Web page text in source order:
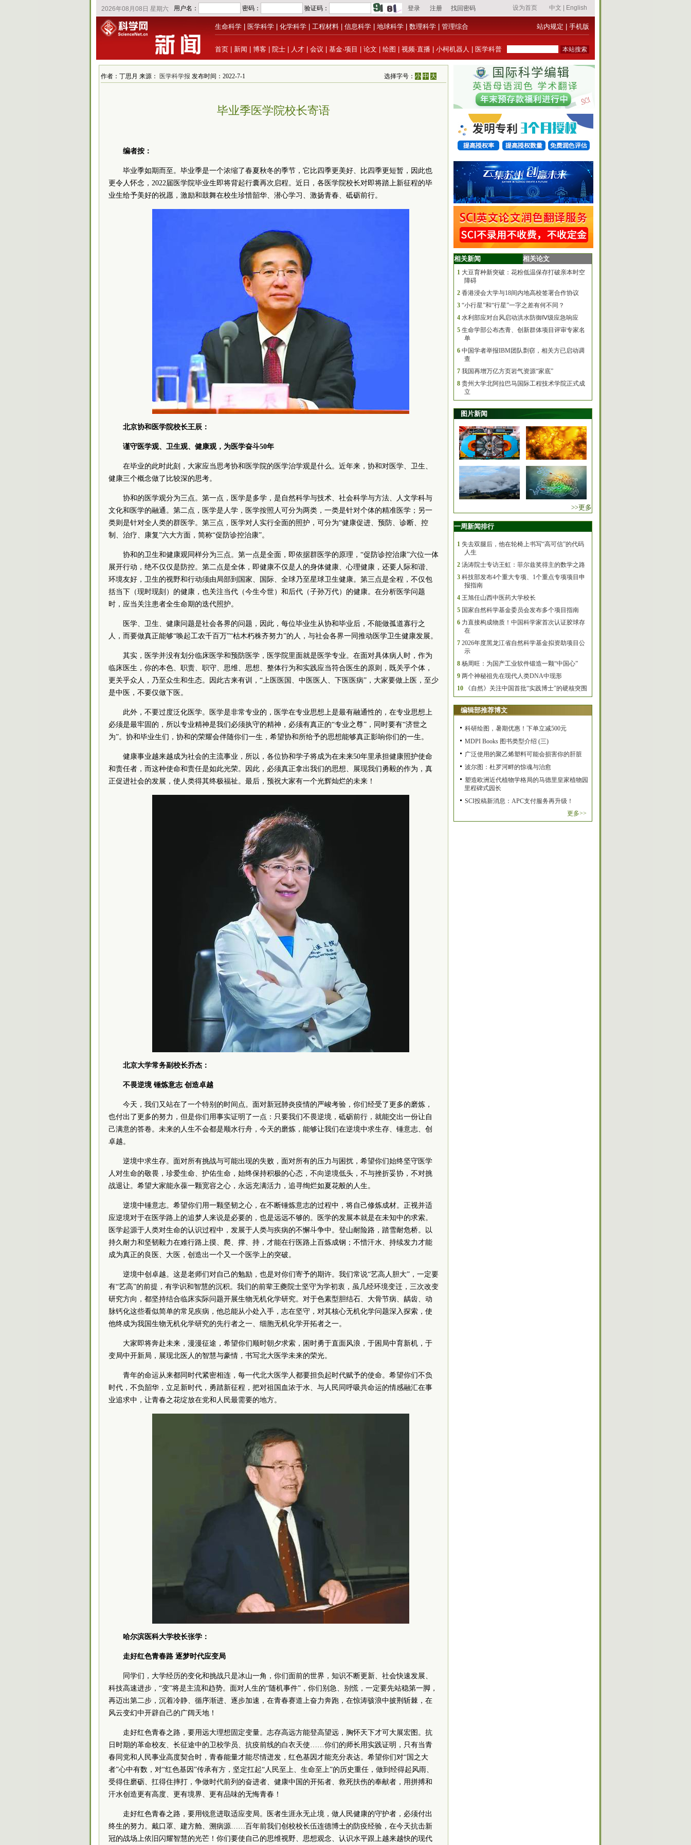
生命科学 医学科学 化学科学 工程材料 信息科学 地球科学 数理科学 管理综合 站内规定 手机版
首页 新闻 博客 院士 人才 会议 基金·项目 论文 绘图 视频·直播 小柯机器人 医学科普
作者：丁思月 来源： 医学科学报 发布时间：2022-7-1 选择字号：小 中 大
毕业季医学院校长寄语
编者按：
毕业季如期而至。毕业季是一个浓缩了春夏秋冬的季节，它比四季更美好、比四季更短暂，因此也
更令人怀念，2022届医学院毕业生即将背起行囊再次启程。近日，各医学院校长对即将踏上新征程的毕
业生给予美好的祝愿，激励和鼓舞在校生珍惜韶华、潜心学习、激扬青春、砥砺前行。
北京协和医学院校长王辰：
谨守医学观、卫生观、健康观，为医学奋斗50年
在毕业的此时此刻，大家应当思考协和医学院的医学治学观是什么。近年来，协和对医学、卫生、
健康三个概念做了比较深的思考。
协和的医学观分为三点。第一点，医学是多学，是自然科学与技术、社会科学与方法、人文学科与
文化和医学的融通。第二点，医学是人学，医学按照人可分为两类，一类是针对个体的精准医学；另一
类则是针对全人类的群医学。第三点，医学对人实行全面的照护，可分为“健康促进、预防、诊断、控
制、治疗、康复”六大方面，简称“促防诊控治康”。
协和的卫生和健康观同样分为三点。第一点是全面，即依据群医学的原理，“促防诊控治康”六位一体
展开行动，绝不仅仅是防控。第二点是全体，即健康不仅是人的身体健康、心理健康，还要人际和谐、
环境友好，卫生的视野和行动须由局部到国家、国际、全球乃至星球卫生健康。第三点是全程，不仅包
括当下（现时现刻）的健康，也关注当代（今生今世）和后代（子孙万代）的健康。在分析医学问题
时，应当关注患者全生命期的迭代照护。
医学、卫生、健康问题是社会各界的问题，因此，每位毕业生从协和毕业后，不能做孤道寡行之
人，而要做真正能够“唤起工农千百万”“枯木朽株齐努力”的人，与社会各界一同推动医学卫生健康发展。
其实，医学并没有划分临床医学和预防医学，医学院里面就是医学专业。在面对具体病人时，作为
临床医生，你的本色、职责、职守、思维、思想、整体行为和实践应当符合医生的原则，既关乎个体，
更关乎众人，乃至众生和生态。因此古来有训，“上医医国、中医医人、下医医病”，大家要做上医，至少
是中医，不要仅做下医。
此外，不要过度泛化医学。医学是非常专业的，医学在专业思想上是最有融通性的，在专业思想上
必须是最牢固的，所以专业精神是我们必须执守的精神，必须有真正的“专业之尊”，同时要有“济世之
为”。协和毕业生们，协和的荣耀会伴随你们一生，希望协和所给予的思想能够真正影响你们的一生。
健康事业越来越成为社会的主流事业，所以，各位协和学子将成为在未来50年里承担健康照护使命
和责任者，而这种使命和责任是如此光荣。因此，必须真正拿出我们的思想、展现我们勇毅的作为，真
正促进社会的发展，使人类得其终极福祉。最后，预祝大家有一个光辉灿烂的未来！
北京大学常务副校长乔杰：
不畏逆境 锤炼意志 创造卓越
今天，我们又站在了一个特别的时间点。面对新冠肺炎疫情的严峻考验，你们经受了更多的磨炼，
也付出了更多的努力，但是你们用事实证明了一点：只要我们不畏逆境，砥砺前行，就能交出一份让自
己满意的答卷。未来的人生不会都是顺水行舟，今天的磨炼，能够让我们在逆境中求生存、锤意志、创
卓越。
逆境中求生存。面对所有挑战与可能出现的失败，面对所有的压力与困扰，希望你们始终坚守医学
人对生命的敬畏，珍爱生命、护佑生命，始终保持积极的心态，不向逆境低头，不与挫折妥协，不对挑
战退让。希望大家能永葆一颗宽容之心，永远充满活力，追寻绚烂如夏花般的人生。
逆境中锤意志。希望你们用一颗坚韧之心，在不断锤炼意志的过程中，将自己修炼成材。正视并适
应逆境对于在医学路上的追梦人来说是必要的，也是远远不够的。医学的发展本就是在未知中的求索。
医学起源于人类对生命的认识过程中，发展于人类与疾病的不懈斗争中。登山耐险路，踏雪耐危桥。以
持久耐力和坚韧毅力在难行路上摸、爬、撑、持，才能在行医路上百炼成钢；不惜汗水、持续发力才能
成为真正的良医、大医，创造出一个又一个医学上的突破。
逆境中创卓越。这是老师们对自己的勉励，也是对你们寄予的期许。我们常说“艺高人胆大”，一定要
有“艺高”的前提，有学识和智慧的沉积。我们的前辈王夔院士坚守为学初衷，虽几经环境变迁，三次改变
研究方向，都坚持结合临床实际问题开展生物无机化学研究。对于色素型胆结石、大骨节病、龋齿、动
脉钙化这些看似简单的常见疾病，他总能从小处入手，志在坚守，对其核心无机化学问题深入探索，使
他终成为我国生物无机化学研究的先行者之一、细胞无机化学开拓者之一。
大家即将奔赴未来，漫漫征途，希望你们顺时朝夕求索，困时勇于直面风浪，于困局中育新机，于
变局中开新局，展现北医人的智慧与豪情，书写北大医学未来的荣光。
青年的命运从来都同时代紧密相连，每一代北大医学人都要担负起时代赋予的使命。希望你们不负
时代，不负韶华，立足新时代，勇踏新征程，把对祖国血浓于水、与人民同呼吸共命运的情感融汇在事
业追求中，让青春之花绽放在党和人民最需要的地方。
哈尔滨医科大学校长张学：
走好红色青春路 逐梦时代应变局
同学们，大学经历的变化和挑战只是冰山一角，你们面前的世界，知识不断更新、社会快速发展、
科技高速进步，“变”将是主流和趋势。面对人生的“随机事件”，你们别急、别慌，一定要先站稳第一脚，
再迈出第二步，沉着冷静、循序渐进、逐步加速，在青春赛道上奋力奔跑，在惊涛骇浪中披荆斩棘，在
风云变幻中开辟自己的广阔天地！
走好红色青春之路，要用远大理想固定变量。志存高远方能登高望远，胸怀天下才可大展宏图。抗
日时期的革命校友、长征途中的卫校学员、抗疫前线的白衣天使……你们的师长用实践证明，只有当青
春同党和人民事业高度契合时，青春能量才能尽情迸发，红色基因才能充分表达。希望你们对“国之大
者”心中有数，对“红色基因”传承有方，坚定扛起“人民至上、生命至上”的历史重任，做到经得起风雨、
受得住磨砺、扛得住摔打，争做时代前列的奋进者、健康中国的开拓者、救死扶伤的奉献者，用拼搏和
汗水创造更有高度、更有境界、更有品味的无悔青春！
走好红色青春之路，要用锐意进取适应变局。医者生涯永无止境，做人民健康的守护者，必须付出
终生的努力。戴口罩、建方舱、溯病源……百年前我们创校校长伍连德博士的防疫经验，在今天抗击新
冠的战场上依旧闪耀智慧的光芒！你们要使自己的思维视野、思想观念、认识水平跟上越来越快的现代
相关新闻 相关论文
1 大豆育种新突破：花粉低温保存打破亲本时空
障碍
2 香港浸会大学与18间内地高校签署合作协议
3 “小行星”和“行星”一字之差有何不同？
4 水利部应对台风启动洪水防御Ⅳ级应急响应
5 生命学部公布杰青、创新群体项目评审专家名
单
6 中国学者举报IBM团队剽窃，相关方已启动调
查
7 我国再增万亿方页岩气资源“家底”
8 贵州大学北阿拉巴马国际工程技术学院正式成
立
图片新闻
>>更多
一周新闻排行
1 失去双腿后，他在轮椅上书写“高可信”的代码
人生
2 汤涛院士专访王虹：菲尔兹奖得主的数学之路
3 科技部发布4个重大专项、1个重点专项项目申
报指南
4 王旭任山西中医药大学校长
5 国家自然科学基金委员会发布多个项目指南
6 力直接构成物质！中国科学家首次认证胶球存
在
7 2026年度黑龙江省自然科学基金拟资助项目公
示
8 杨周旺：为国产工业软件锻造一颗“中国心”
9 两个神秘祖先在现代人类DNA中现形
10
《自然》关注中国首批“实践博士”的硬核突围
编辑部推荐博文
科研绘图，暑期优惠！下单立减500元
MDPI Books 图书类型介绍 (三)
广泛使用的聚乙烯塑料可能会损害你的肝脏
波尔图：杜罗河畔的惊魂与治愈
塑造欧洲近代植物学格局的马德里皇家植物园
里程碑式园长
SCI投稿新消息：APC支付服务再升级！
更多>>